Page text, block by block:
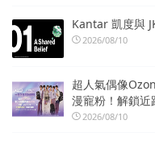
Kantar 凱度與
2026/08/10
超人氣偶像
漫寵粉！解鎖近
2026/08/10